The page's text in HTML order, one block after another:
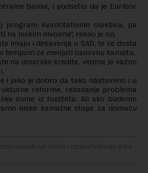
banke, i podsetio da je Euribor
program kvantitativnih olakšica, pa
na niskim nivoima”, rekao je on.
imaju i dešavanja u SAD, te će dosta
tempom će menjati osnovnu kamatu.
na dinarske kredite, veoma je važno
i jako je dobro da tako nastavimo i u
reforme, rešavanje problema
sume iz budžeta. Ali ako budemo
niske kamatne stope za domaću
navođenje izvora i uz postavljanje linka